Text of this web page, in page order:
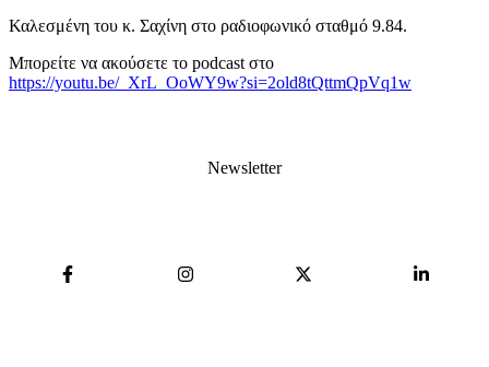
Καλεσμένη του κ. Σαχίνη στο ραδιοφωνικό σταθμό 9.84.
Μπορείτε να ακούσετε το podcast στο
https://youtu.be/_XrL_OoWY9w?si=2old8tQttmQpVq1w
Newsletter